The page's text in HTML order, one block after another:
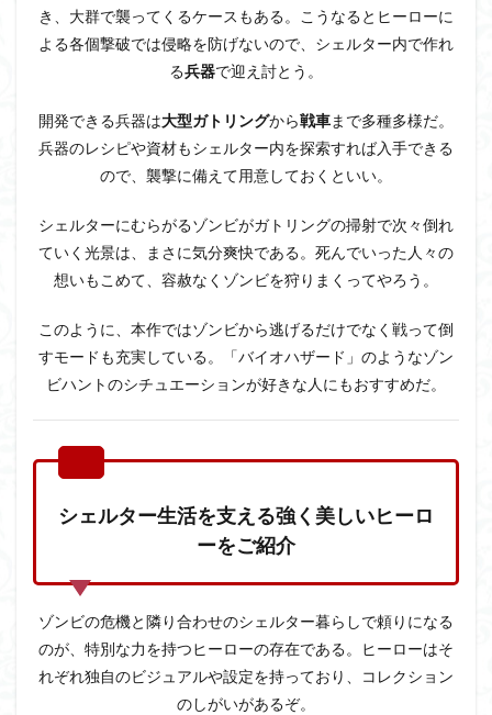
き、大群で襲ってくるケースもある。こうなるとヒーローに
よる各個撃破では侵略を防げないので、シェルター内で作れ
る兵器で迎え討とう。
開発できる兵器は大型ガトリングから戦車まで多種多様だ。
兵器のレシピや資材もシェルター内を探索すれば入手できる
ので、襲撃に備えて用意しておくといい。
シェルターにむらがるゾンビがガトリングの掃射で次々倒れ
ていく光景は、まさに気分爽快である。死んでいった人々の
想いもこめて、容赦なくゾンビを狩りまくってやろう。
このように、本作ではゾンビから逃げるだけでなく戦って倒
すモードも充実している。「バイオハザード」のようなゾン
ビハントのシチュエーションが好きな人にもおすすめだ。
シェルター生活を支える強く美しいヒーロ
ーをご紹介
ゾンビの危機と隣り合わせのシェルター暮らしで頼りになる
のが、特別な力を持つヒーローの存在である。ヒーローはそ
れぞれ独自のビジュアルや設定を持っており、コレクション
のしがいがあるぞ。